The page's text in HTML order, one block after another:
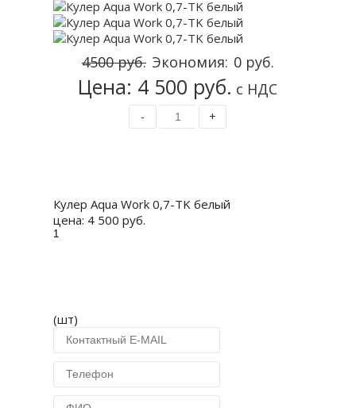
4500 руб. Экономия: 0 руб.
Цена: 4 500 руб. с НДС
- +
Кулер Aqua Work 0,7-TK белый
цена: 4 500 руб.
(шт)